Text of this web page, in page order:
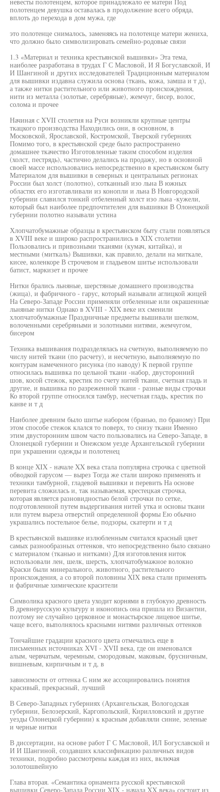
полотенцем девушка оставалась в продолжение всего обряда,
вплоть до перехода в дом мужа, где
это полотенце снималось, заменяясь на полотенце матери жениха,
что должно было символизировать семейно-родовые связи
1.3 «Материал и техника крестьянской вышивки» Эта тема,
наиболее разработана в трудах Г С Масловой, И Я Богуславской, И
И Шангиной и других исследователей Традиционным материалом
для вышивки издавна служила основа (ткань, кожа, замша и т д),
а также нитки растительного или животного происхождения,
нити из металла (золотые, серебряные), жемчуг, бисер, волос,
солома и прочее
Начиная с XVII столетия на Руси возникли крупные центры
ткацкого производства Находились они, в основном, в
Московской, Ярославской, Костромской, Тверской губерниях
Помимо того, в крестьянской среде было распространено
домашнее ткачество Изготовленные таким способом изделия
(холст, пестрядь), частично делались на продажу, но в основной
своей массе использовались непосредственно в крестьянском быту
Материалом для вышивки в северных и центральных регионах
России был холст (полотно), сотканный изо льна В южных
областях его изготавливали из конопли и льна В Новгородской
губернии славился тонкий отбеленный холст изо льна -кужели,
который был наиболее предпочтителен для вышивки В Олонецкой
губернии полотно называли устина
Хлопчатобумажные образцы в крестьянском быту стали появляться
в XVIII веке и широко распространились в XIX столетии
Пользовались и привозными тканями (кумач, китайка), и
местными (миткаль) Вышивки, как правило, делали на миткале,
кисее, коленкоре В строчевом и гладьевом шитье использовали
батист, маркизет и прочее
Нитки брались льняные, шерстяные домашнего производства
(жица), и фабричного - гарус, который называли аглицкой жицей
На Северо-Западе России применяли отбеленные или окрашенные
льняные нитки Однако в XVIII - XIX веке их сменили
хлопчатобумажные Праздничные предметы вышивали шелком,
волоченными серебряными и золотными нитями, жемчугом,
бисером
Техника вышивания подразделялась на счетную, выполняемую по
числу нитей ткани (по расчету), и несчетную, выполняемую по
контурам намеченного рисунка (по наводу) К первой группе
относилась вышивка по цельной ткани -набор, двусторонний
шов, косой стежок, крестик по счету нитей ткани, счетная гладь и
другие, и вышивка по разреженной ткани - разные виды строчки
Ко второй группе относился тамбур, несчетная гладь, крестик по
канве и т д
Наиболее древним было шитье набором (бранью, по браному) При
этом способе стежок клался то поверх, то снизу ткани Именно
этим двусторонним швом часто пользовались на Северо-Западе, в
Олонецкой губернии и Онежском уезде Архангельской губернии
при украшении одежды и полотенец
В конце XIX - начале XX века стала популярна строчка с цветной
обводкой гарусом — вырез Тогда же стали широко применять и
техники тамбурной, гладевой вышивки и перевить На основе
перевита сложилась и, так называемая, крестецкая строчка,
которая является разновидностью белой строчки по сетке,
подготовленной путем выдергивания нитей утка и основы ткани
или путем выреза отверстий определенной формы Ею обычно
украшались постельное белье, подзоры, скатерти и т д
В крестьянской вышивке излюбленным считался красный цвет
самых разнообразных оттенков, что непосредственно было связано
с материалом (тканью и нитками) Для изготовления ниток
использовали лен, шелк, шерсть, хлопчатобумажное волокно
Краски были минерального, животного, растительного
происхождения, а со второй половины XIX века стали применять
и фабричные химические красители
Символика красного цвета уходит корнями в глубокую древность
В древнерусскую культуру и иконопись она пришла из Византии,
поэтому не случайно церковное и монастырское лицевое шитье,
чаще всего, выполнялось красными нитями различных оттенков
Тончайшие градации красного цвета отмечались еще в
письменных источниках XVI - XVII века, где он именовался
алым, червчатым, черемным, смородовым, маковым, брусничным,
вишневым, кирпичным и т д, в
зависимости от оттенка С ним же ассоциировались понятия
красивый, прекрасный, лучший
В Северо-Западных губерниях (Архангельская, Вологодская
губернии, Белозерский, Каргопольский, Кирилловский и другие
уезды Олонецкой губернии) к красным добавляли синие, зеленые
и черные нитки
В диссертации, на основе работ Г С Масловой, ИЛ Богуславской и
И И Шангиной, создавших классификацию различных видов
техники, подробно рассмотрены каждая из них, включая
золотошвейную
Глава вторая. «Семантика орнамента русской крестьянской
вышивки Северо-Запада России XIX - начала XX века» состоит из